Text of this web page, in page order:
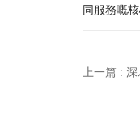
同服務嘅
上一篇 :